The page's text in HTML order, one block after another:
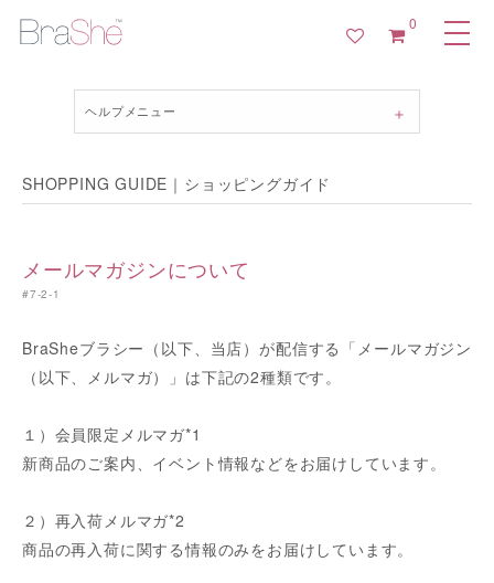
0
ヘルプメニュー
SHOPPING GUIDE｜ショッピングガイド
メールマガジンについて
#7-2-1
BraSheブラシー（以下、当店）が配信する「メールマガジン
（以下、メルマガ）」は下記の2種類です。
１）会員限定メルマガ*1
新商品のご案内、イベント情報などをお届けしています。
２）再入荷メルマガ*2
商品の再入荷に関する情報のみをお届けしています。